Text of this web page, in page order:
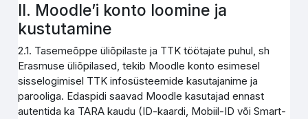
II. Moodle’i konto loomine ja
kustutamine
2.1. Tasemeõppe üliõpilaste ja TTK töötajate puhul, sh
Erasmuse üliõpilased, tekib Moodle konto esimesel
sisselogimisel TTK infosüsteemide kasutajanime ja
parooliga. Edaspidi saavad Moodle kasutajad ennast
autentida ka TARA kaudu (ID-kaardi, Mobiil-ID või Smart-